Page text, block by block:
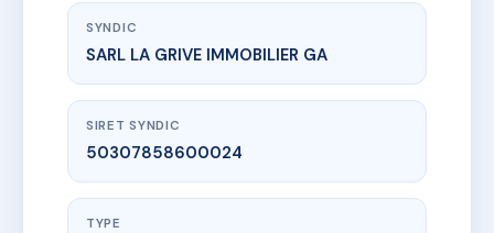
SYNDIC
SARL LA GRIVE IMMOBILIER GA
SIRET SYNDIC
50307858600024
TYPE